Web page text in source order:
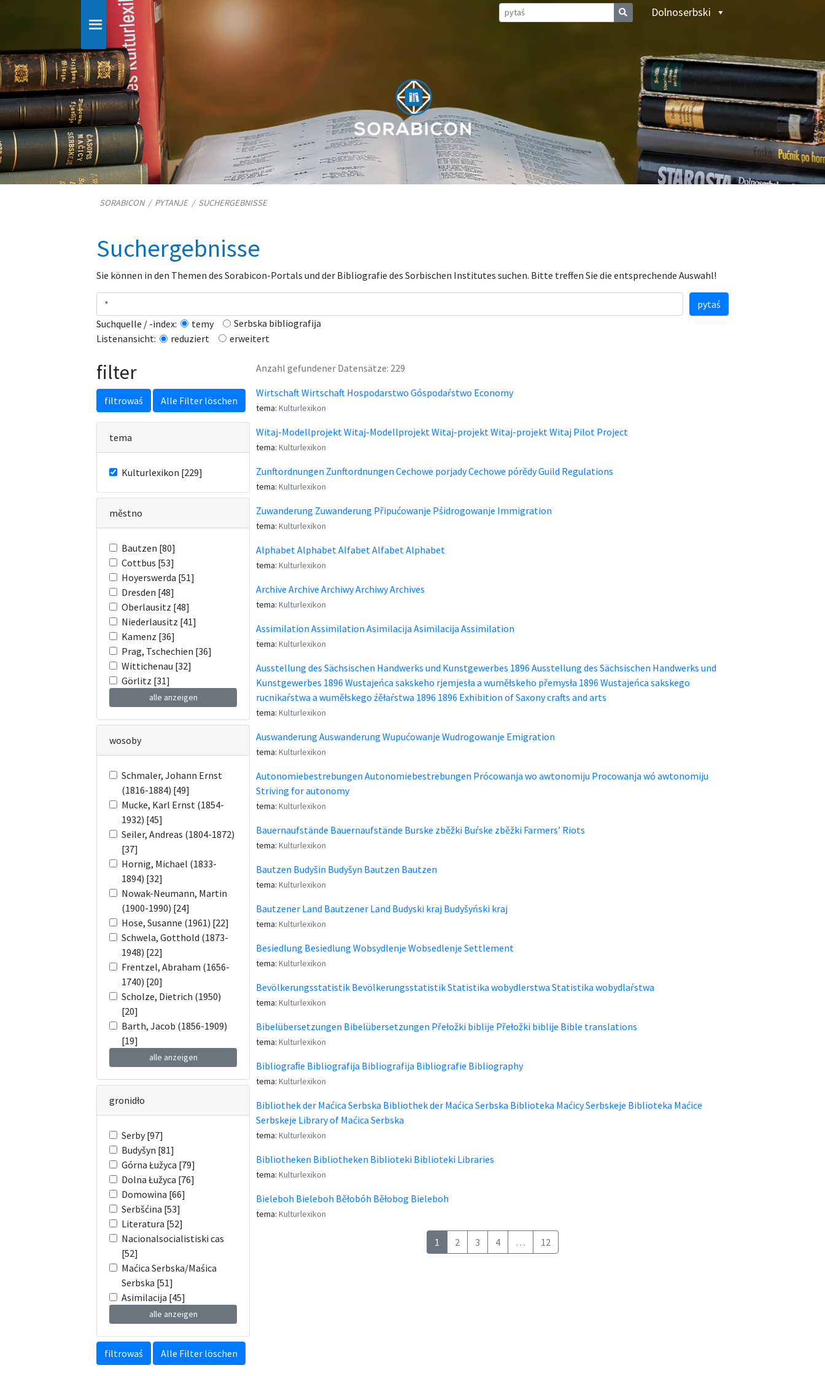
Dolnoserbski
SORABICON/ PYTANJE/ SUCHERGEBNISSE
Suchergebnisse
Sie können in den Themen des Sorabicon-Portals und der Bibliografie des Sorbischen Institutes suchen. Bitte treffen Sie die entsprechende Auswahl!
Suchquelle / -index: temy
Serbska bibliografija
Listenansicht:
reduziert erweitert
pytaś
filter
filtrowaś Alle Filter löschen
tema
Kulturlexikon [229]
městno
Bautzen [80]
Cottbus [53]
Hoyerswerda [51]
Dresden [48]
Oberlausitz [48]
Niederlausitz [41]
Kamenz [36]
Prag, Tschechien [36]
Wittichenau [32]
Görlitz [31]
alle anzeigen
wosoby
Schmaler, Johann Ernst
(1816-1884) [49]
Mucke, Karl Ernst (1854-
1932) [45]
Seiler, Andreas (1804-1872)
[37]
Hornig, Michael (1833-
1894) [32]
Nowak-Neumann, Martin
(1900-1990) [24]
Hose, Susanne (1961) [22]
Schwela, Gotthold (1873-
1948) [22]
Frentzel, Abraham (1656-
1740) [20]
Scholze, Dietrich (1950)
[20]
Barth, Jacob (1856-1909)
[19]
alle anzeigen
gronidło
Serby [97]
Budyšyn [81]
Górna Łužyca [79]
Dolna Łužyca [76]
Domowina [66]
Serbšćina [53]
Literatura [52]
Nacionalsocialistiski cas
[52]
Maćica Serbska/Maśica
Serbska [51]
Asimilacija [45]
alle anzeigen
filtrowaś Alle Filter löschen
Anzahl gefundener Datensätze: 229
Wirtschaft Wirtschaft Hospodarstwo Góspodaŕstwo Economy
tema: Kulturlexikon
Witaj-Modellprojekt Witaj-Modellprojekt Witaj-projekt Witaj-projekt Witaj Pilot Project
tema: Kulturlexikon
Zunftordnungen Zunftordnungen Cechowe porjady Cechowe pórědy Guild Regulations
tema: Kulturlexikon
Zuwanderung Zuwanderung Připućowanje Pśidrogowanje Immigration
tema: Kulturlexikon
Alphabet Alphabet Alfabet Alfabet Alphabet
tema: Kulturlexikon
Archive Archive Archiwy Archiwy Archives
tema: Kulturlexikon
Assimilation Assimilation Asimilacija Asimilacija Assimilation
tema: Kulturlexikon
Ausstellung des Sächsischen Handwerks und Kunstgewerbes 1896 Ausstellung des Sächsischen Handwerks und
Kunstgewerbes 1896 Wustajeńca sakskeho rjemjesła a wuměłskeho přemysła 1896 Wustajeńca sakskego
rucnikaŕstwa a wuměłskego źěłaŕstwa 1896 1896 Exhibition of Saxony crafts and arts
tema: Kulturlexikon
Auswanderung Auswanderung Wupućowanje Wudrogowanje Emigration
tema: Kulturlexikon
Autonomiebestrebungen Autonomiebestrebungen Prócowanja wo awtonomiju Procowanja wó awtonomiju
Striving for autonomy
tema: Kulturlexikon
Bauernaufstände Bauernaufstände Burske zběžki Buŕske zběžki Farmers’ Riots
tema: Kulturlexikon
Bautzen Budyšin Budyšyn Bautzen Bautzen
tema: Kulturlexikon
Bautzener Land Bautzener Land Budyski kraj Budyšyński kraj
tema: Kulturlexikon
Besiedlung Besiedlung Wobsydlenje Wobsedlenje Settlement
tema: Kulturlexikon
Bevölkerungsstatistik Bevölkerungsstatistik Statistika wobydlerstwa Statistika wobydlaŕstwa
tema: Kulturlexikon
Bibelübersetzungen Bibelübersetzungen Přełožki biblije Přełožki biblije Bible translations
tema: Kulturlexikon
Bibliograﬁe Bibliografija Bibliografija Bibliografie Bibliography
tema: Kulturlexikon
Bibliothek der Maćica Serbska Bibliothek der Maćica Serbska Biblioteka Maćicy Serbskeje Biblioteka Maćice
Serbskeje Library of Maćica Serbska
tema: Kulturlexikon
Bibliotheken Bibliotheken Biblioteki Biblioteki Libraries
tema: Kulturlexikon
Bieleboh Bieleboh Běłobóh Běłobog Bieleboh
tema: Kulturlexikon
1 2 3 4 … 12